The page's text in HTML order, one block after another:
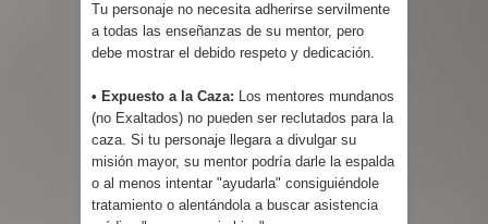
Tu personaje no necesita adherirse servilmente
a todas las enseñanzas de su mentor, pero
debe mostrar el debido respeto y dedicación.
• Expuesto a la Caza: Los mentores mundanos
(no Exaltados) no pueden ser reclutados para la
caza. Si tu personaje llegara a divulgar su
misión mayor, su mentor podría darle la espalda
o al menos intentar "ayudarla" consiguiéndole
tratamiento o alentándola a buscar asistencia